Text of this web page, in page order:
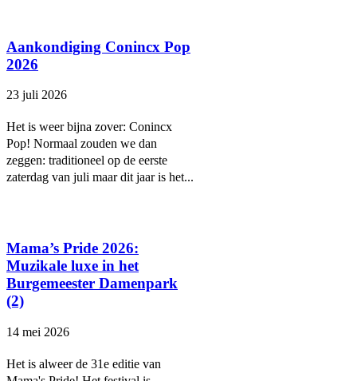
Aankondiging Conincx Pop
2026
23 juli 2026
Het is weer bijna zover: Conincx
Pop! Normaal zouden we dan
zeggen: traditioneel op de eerste
zaterdag van juli maar dit jaar is het...
Mama’s Pride 2026:
Muzikale luxe in het
Burgemeester Damenpark
(2)
14 mei 2026
Het is alweer de 31e editie van